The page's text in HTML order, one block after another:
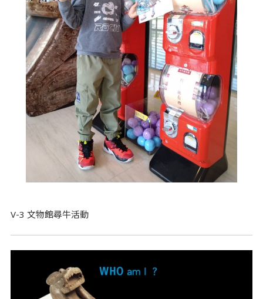
V-3 文物館尋牛活動